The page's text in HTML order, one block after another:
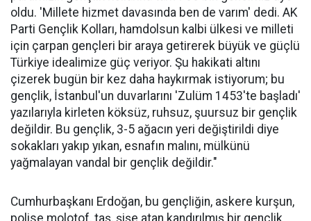
oldu. 'Millete hizmet davasında ben de varım' dedi. AK
Parti Gençlik Kolları, hamdolsun kalbi ülkesi ve milleti
için çarpan gençleri bir araya getirerek büyük ve güçlü
Türkiye idealimize güç veriyor. Şu hakikati altını
çizerek bugün bir kez daha haykırmak istiyorum; bu
gençlik, İstanbul'un duvarlarını 'Zulüm 1453'te başladı'
yazılarıyla kirleten köksüz, ruhsuz, şuursuz bir gençlik
değildir. Bu gençlik, 3-5 ağacın yeri değiştirildi diye
sokakları yakıp yıkan, esnafın malını, mülkünü
yağmalayan vandal bir gençlik değildir."
Cumhurbaşkanı Erdoğan, bu gençliğin, askere kurşun,
polise molotof, taş, şişe atan kandırılmış bir gençlik